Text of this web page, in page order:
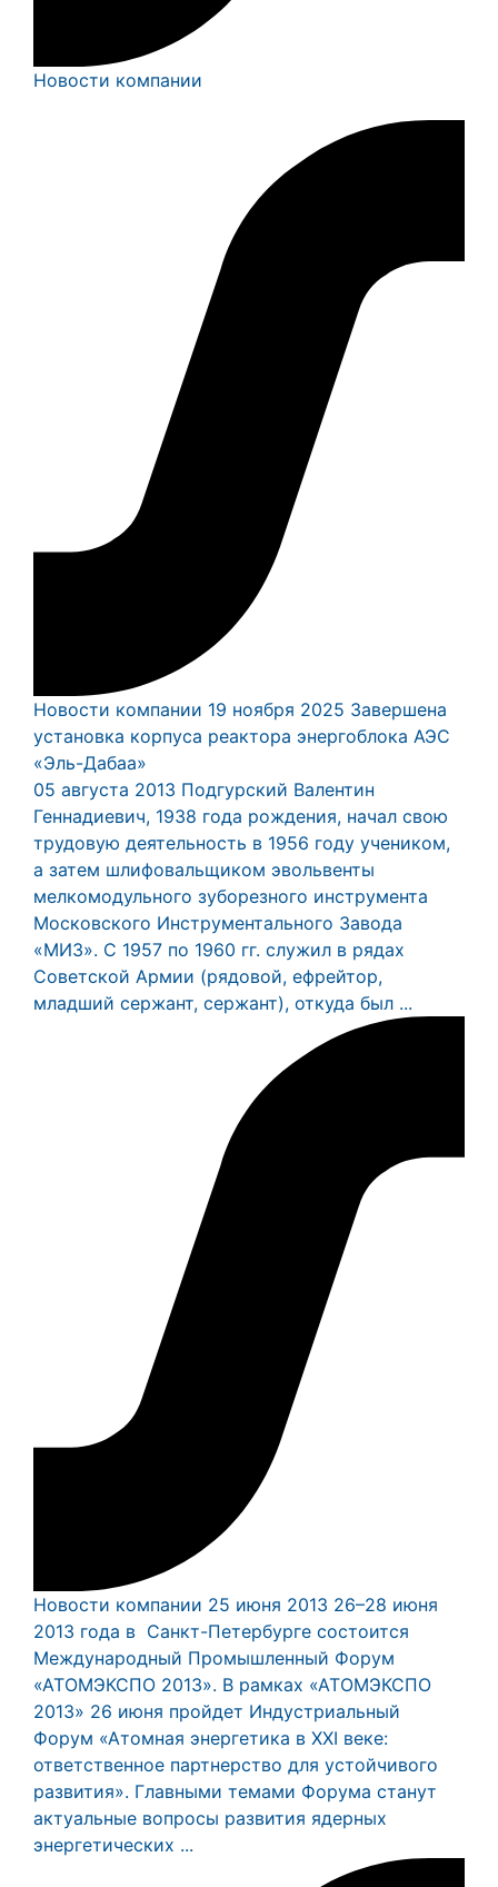
Новости компании
Новости компании 19 ноября 2025 Завершена
установка корпуса реактора энергоблока АЭС
«Эль-Дабаа»
05 августа 2013 Подгурский Валентин
Геннадиевич, 1938 года рождения, начал свою
трудовую деятельность в 1956 году учеником,
а затем шлифовальщиком эвольвенты
мелкомодульного зуборезного инструмента
Московского Инструментального Завода
«МИЗ». С 1957 по 1960 гг. служил в рядах
Советской Армии (рядовой, ефрейтор,
младший сержант, сержант), откуда был ...
Новости компании 25 июня 2013 26–28 июня
2013 года в Санкт-Петербурге состоится
Международный Промышленный Форум
«АТОМЭКСПО 2013». В рамках «АТОМЭКСПО
2013» 26 июня пройдет Индустриальный
Форум «Атомная энергетика в XXI веке:
ответственное партнерство для устойчивого
развития». Главными темами Форума станут
актуальные вопросы развития ядерных
энергетических ...